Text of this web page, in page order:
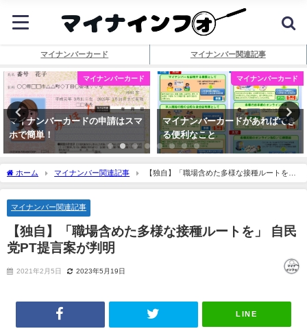
マイナンバーカード マイナンバー関連記事
マイナンバーカード
マイナンバーカードの申請はスマ
ホで簡単！
マイナンバーカード
マイナンバーカードがあればでき
る便利なこと
ホーム マイナンバー関連記事
【独自】「職場含めた多様な接種ルートを」
自民党PT提言案が判明
マイナンバー関連記事
【独自】「職場含めた多様な接種ルートを」 自民
党PT提言案が判明
2021年2月5日 2023年5月19日
LINE